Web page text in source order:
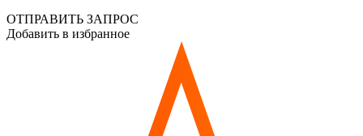
ОТПРАВИТЬ ЗАПРОС
Добавить в избранное